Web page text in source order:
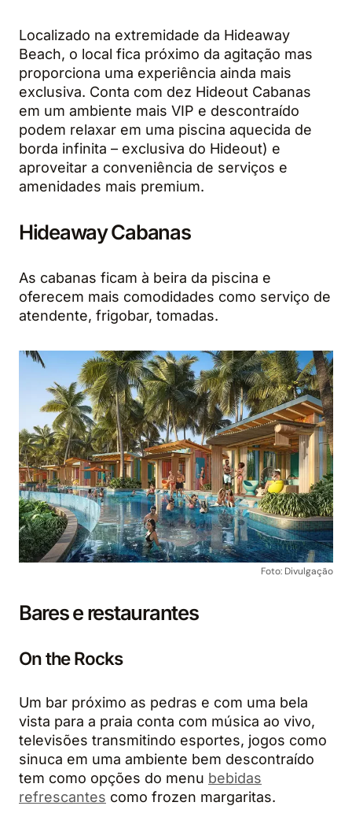
Localizado na extremidade da Hideaway
Beach, o local fica próximo da agitação mas
proporciona uma experiência ainda mais
exclusiva. Conta com dez Hideout Cabanas
em um ambiente mais VIP e descontraído
podem relaxar em uma piscina aquecida de
borda infinita – exclusiva do Hideout) e
aproveitar a conveniência de serviços e
amenidades mais premium.
Hideaway Cabanas
As cabanas ficam à beira da piscina e
oferecem mais comodidades como serviço de
atendente, frigobar, tomadas.
Foto: Divulgação
Bares e restaurantes
On the Rocks
Um bar próximo as pedras e com uma bela
vista para a praia conta com música ao vivo,
televisões transmitindo esportes, jogos como
sinuca em uma ambiente bem descontraído
tem como opções do menu bebidas
refrescantes como frozen margaritas.